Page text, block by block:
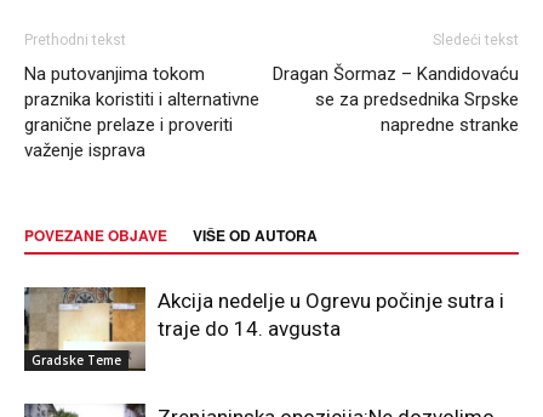
Prethodni tekst
Na putovanjima tokom
praznika koristiti i alternativne
granične prelaze i proveriti
važenje isprava
Sledeći tekst
Dragan Šormaz – Kandidovaću
se za predsednika Srpske
napredne stranke
POVEZANE OBJAVE VIŠE OD AUTORA
Gradske Teme
Akcija nedelje u Ogrevu počinje sutra i
traje do 14. avgusta